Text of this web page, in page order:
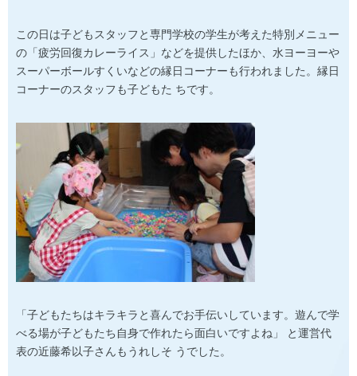
この日は子どもスタッフと専門学校の学生が考えた特別メニュー
の「疲労回復カレーライス」などを提供したほか、水ヨーヨーや
スーパーボールすくいなどの縁日コーナーも行われました。縁日
コーナーのスタッフも子どもた ちです。
「子どもたちはキラキラと喜んでお手伝いしています。遊んで学
べる場が子どもたち自身で作れたら面白いですよね」 と運営代
表の近藤希以子さんもうれしそ うでした。